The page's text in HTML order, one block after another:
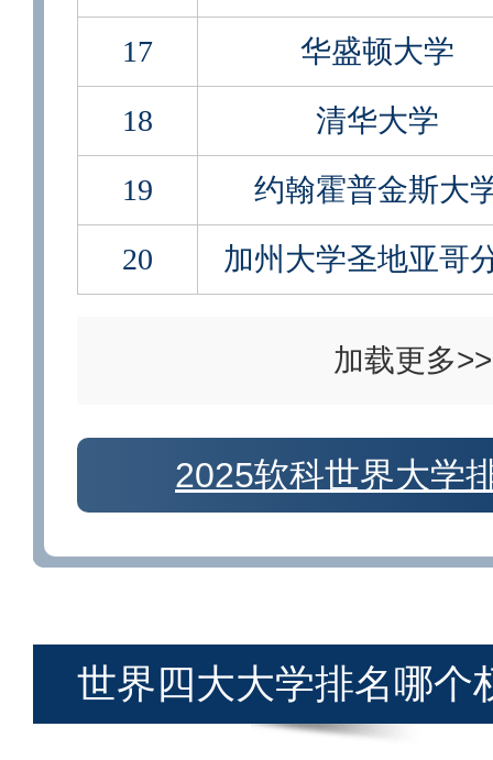
17 华盛顿大学
18 清华大学
19 约翰霍普金斯大
20 加州大学圣地亚哥
加载更多>>
2025软科世界大学
世界四大大学排名哪个